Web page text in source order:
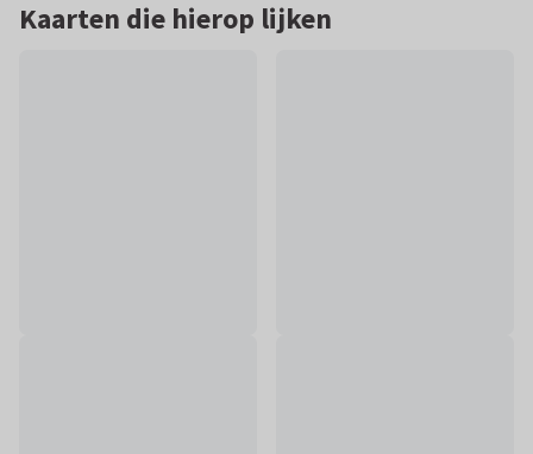
Kaarten die hierop lijken